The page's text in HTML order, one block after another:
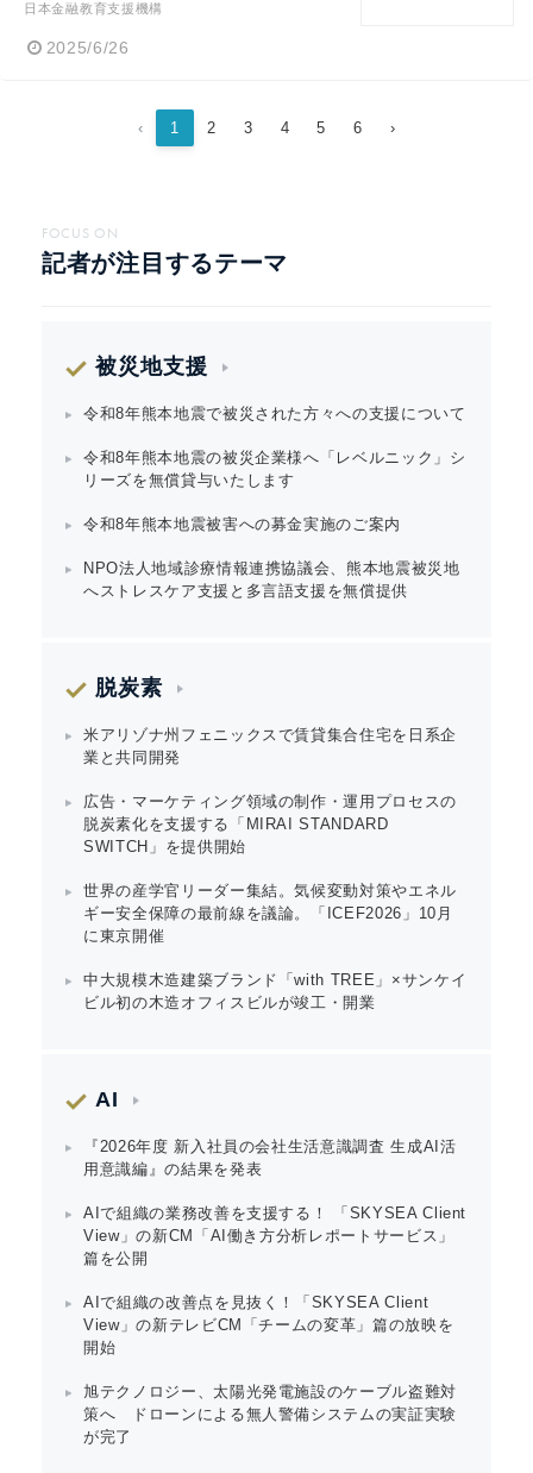
日本金融教育支援機構
2025/6/26
‹ 1 2 3 4 5 6 ›
FOCUS ON
記者が注目するテーマ
被災地支援
令和8年熊本地震で被災された方々への支援について
令和8年熊本地震の被災企業様へ「レベルニック」シ
リーズを無償貸与いたします
令和8年熊本地震被害への募金実施のご案内
NPO法人地域診療情報連携協議会、熊本地震被災地
へストレスケア支援と多言語支援を無償提供
脱炭素
米アリゾナ州フェニックスで賃貸集合住宅を日系企
業と共同開発
広告・マーケティング領域の制作・運用プロセスの
脱炭素化を支援する「MIRAI STANDARD
SWITCH」を提供開始
世界の産学官リーダー集結。気候変動対策やエネル
ギー安全保障の最前線を議論。「ICEF2026」10月
に東京開催
中大規模木造建築ブランド「with TREE」×サンケイ
ビル初の木造オフィスビルが竣工・開業
AI
『2026年度 新入社員の会社生活意識調査 生成AI活
用意識編』の結果を発表
AIで組織の業務改善を支援する！ 「SKYSEA Client
View」の新CM「AI働き方分析レポートサービス」
篇を公開
AIで組織の改善点を見抜く！「SKYSEA Client
View」の新テレビCM「チームの変革」篇の放映を
開始
旭テクノロジー、太陽光発電施設のケーブル盗難対
策へ ドローンによる無人警備システムの実証実験
が完了
Japanese